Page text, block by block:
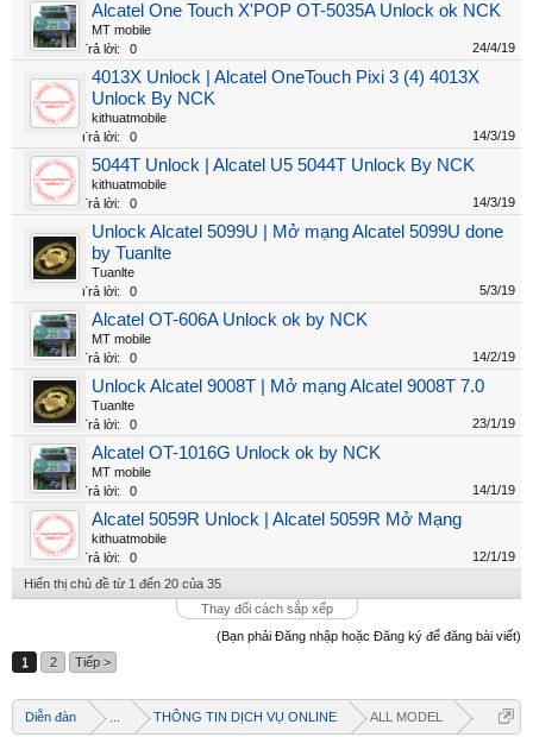
Alcatel One Touch X'POP OT-5035A Unlock ok NCK
MT mobile
Trả lời:
0 24/4/19
4013X Unlock | Alcatel OneTouch Pixi 3 (4) 4013X
Unlock By NCK
kithuatmobile
Trả lời:
0 14/3/19
5044T Unlock | Alcatel U5 5044T Unlock By NCK
kithuatmobile
Trả lời:
0 14/3/19
Unlock Alcatel 5099U | Mở mạng Alcatel 5099U done
by Tuanlte
Tuanlte
Trả lời:
0 5/3/19
Alcatel OT-606A Unlock ok by NCK
MT mobile
Trả lời:
0 14/2/19
Unlock Alcatel 9008T | Mở mạng Alcatel 9008T 7.0
Tuanlte
Trả lời:
0 23/1/19
Alcatel OT-1016G Unlock ok by NCK
MT mobile
Trả lời:
0 14/1/19
Alcatel 5059R Unlock | Alcatel 5059R Mở Mạng
kithuatmobile
Trả lời:
0
12/1/19
Hiển thị chủ đề từ 1 đến 20 của 35
Thay đổi cách sắp xếp
(Bạn phải Đăng nhập hoặc Đăng ký để đăng bài viết)
1
2 Tiếp >
Diễn đàn THÔNG TIN DỊCH VỤ ONLINE ALL MODEL